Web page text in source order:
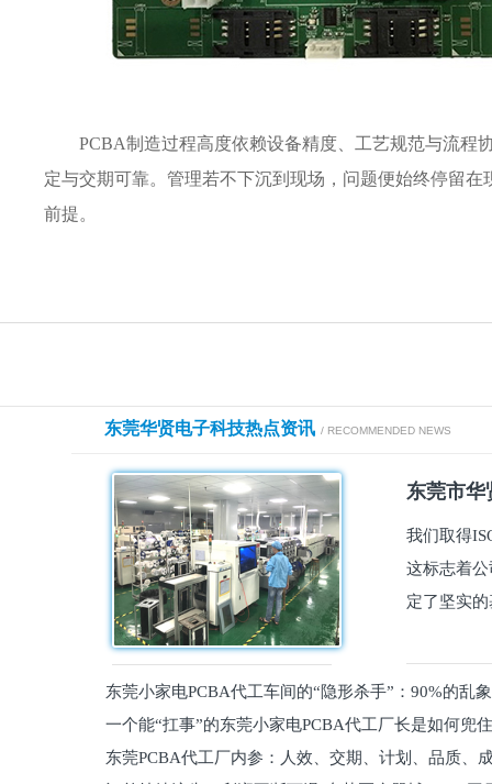
PCBA制造过程高度依赖设备精度、工艺规范与流程
定与交期可靠。管理若不下沉到现场，问题便始终停留
前提。
东莞华贤电子科技热点资讯 / RECOMMENDED NEWS
东莞市华
我们取得
这标志着
定了坚实
东莞小家电PCBA代工车间的“隐形杀手”：90%的乱
员工一个能“扛事”的东莞小家电PCBA代工厂长是如何兜
东莞PCBA代工厂内参：人效、交期、计划、品质